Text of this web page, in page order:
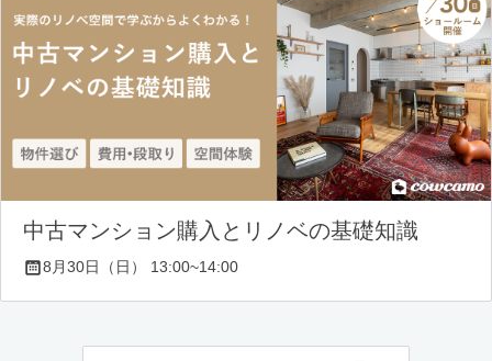
中古マンション購入とリノベの基礎知識
8月30日（日） 13:00~14:00